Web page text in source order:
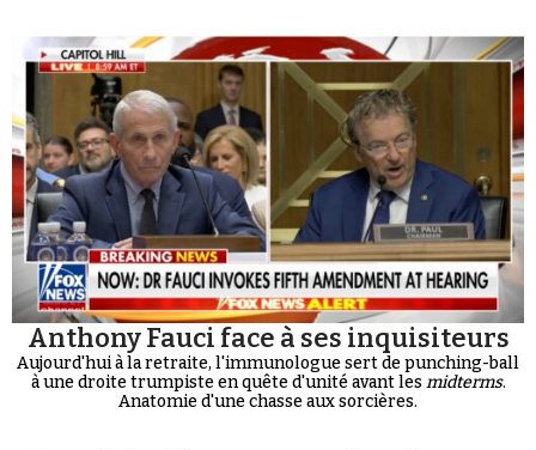
Anthony Fauci face à ses inquisiteurs
Aujourd'hui à la retraite, l'immunologue sert de punching-ball
à une droite trumpiste en quête d'unité avant les midterms.
Anatomie d'une chasse aux sorcières.